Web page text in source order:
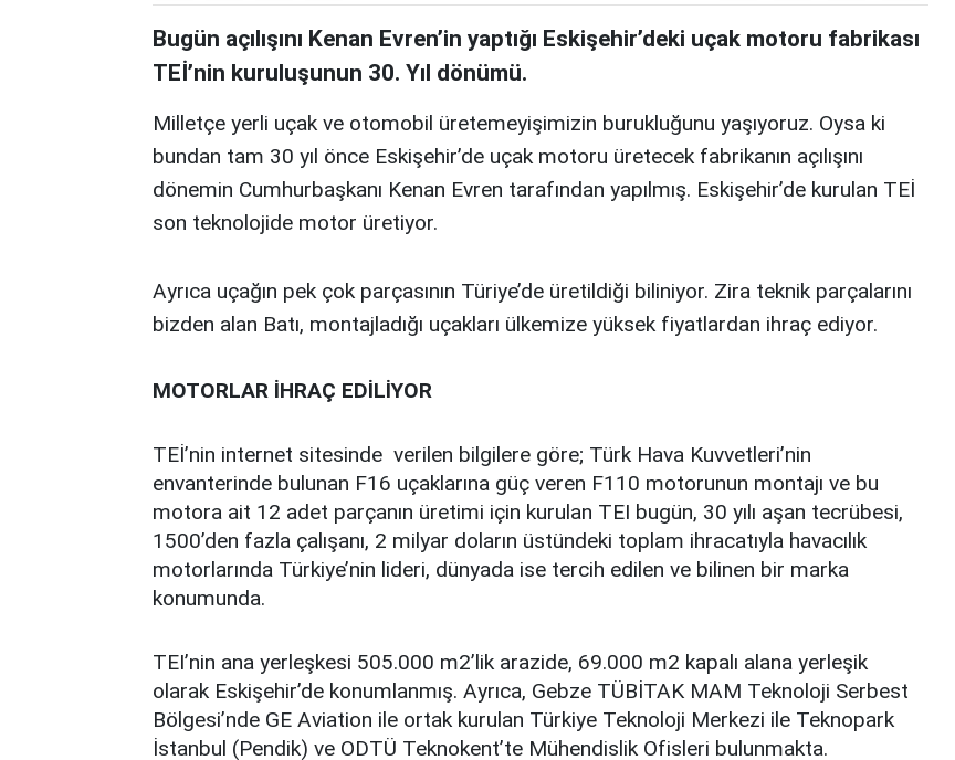
Bugün açılışını Kenan Evren’in yaptığı Eskişehir’deki uçak motoru fabrikası
TEİ’nin kuruluşunun 30. Yıl dönümü.
Milletçe yerli uçak ve otomobil üretemeyişimizin burukluğunu yaşıyoruz. Oysa ki
bundan tam 30 yıl önce Eskişehir’de uçak motoru üretecek fabrikanın açılışını
dönemin Cumhurbaşkanı Kenan Evren tarafından yapılmış. Eskişehir’de kurulan TEİ
son teknolojide motor üretiyor.
Ayrıca uçağın pek çok parçasının Türiye’de üretildiği biliniyor. Zira teknik parçalarını
bizden alan Batı, montajladığı uçakları ülkemize yüksek fiyatlardan ihraç ediyor.
MOTORLAR İHRAÇ EDİLİYOR
TEİ’nin internet sitesinde verilen bilgilere göre; Türk Hava Kuvvetleri’nin
envanterinde bulunan F16 uçaklarına güç veren F110 motorunun montajı ve bu
motora ait 12 adet parçanın üretimi için kurulan TEI bugün, 30 yılı aşan tecrübesi,
1500’den fazla çalışanı, 2 milyar doların üstündeki toplam ihracatıyla havacılık
motorlarında Türkiye’nin lideri, dünyada ise tercih edilen ve bilinen bir marka
konumunda.
TEI’nin ana yerleşkesi 505.000 m2’lik arazide, 69.000 m2 kapalı alana yerleşik
olarak Eskişehir’de konumlanmış. Ayrıca, Gebze TÜBİTAK MAM Teknoloji Serbest
Bölgesi’nde GE Aviation ile ortak kurulan Türkiye Teknoloji Merkezi ile Teknopark
İstanbul (Pendik) ve ODTÜ Teknokent’te Mühendislik Ofisleri bulunmakta.